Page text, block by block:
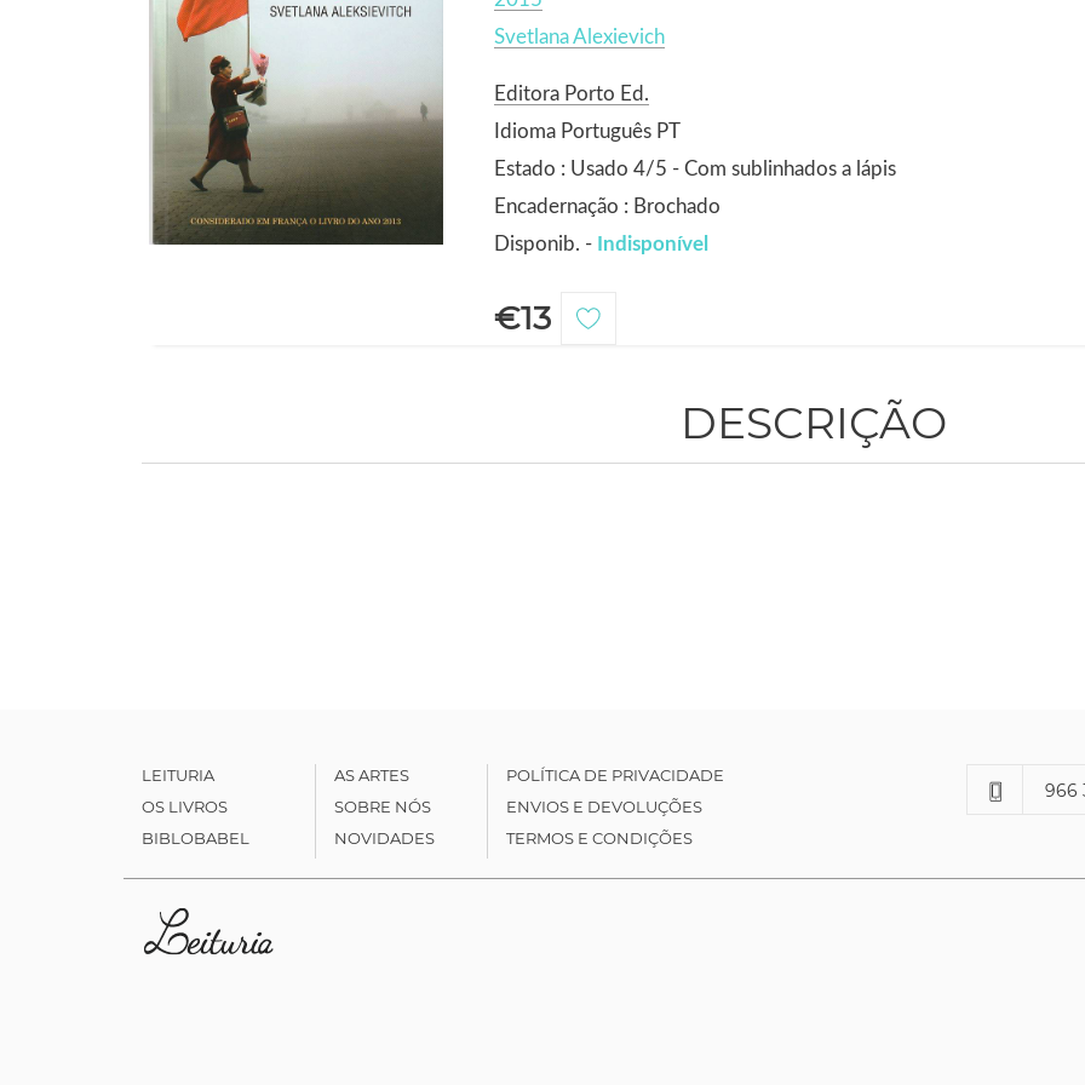
Svetlana Alexievich
Editora Porto Ed.
Idioma Português PT
Estado : Usado 4/5 - Com sublinhados a lápis
Encadernação : Brochado
Disponib. - Indisponível
€13
DESCRIÇÃO
LEITURIA
OS LIVROS
BIBLOBABEL
AS ARTES
SOBRE NÓS
NOVIDADES
POLÍTICA DE PRIVACIDADE
ENVIOS E DEVOLUÇÕES
TERMOS E CONDIÇÕES
966